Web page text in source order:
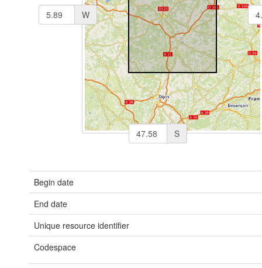
S
W
Begin date
End date
Unique resource identifier
Codespace